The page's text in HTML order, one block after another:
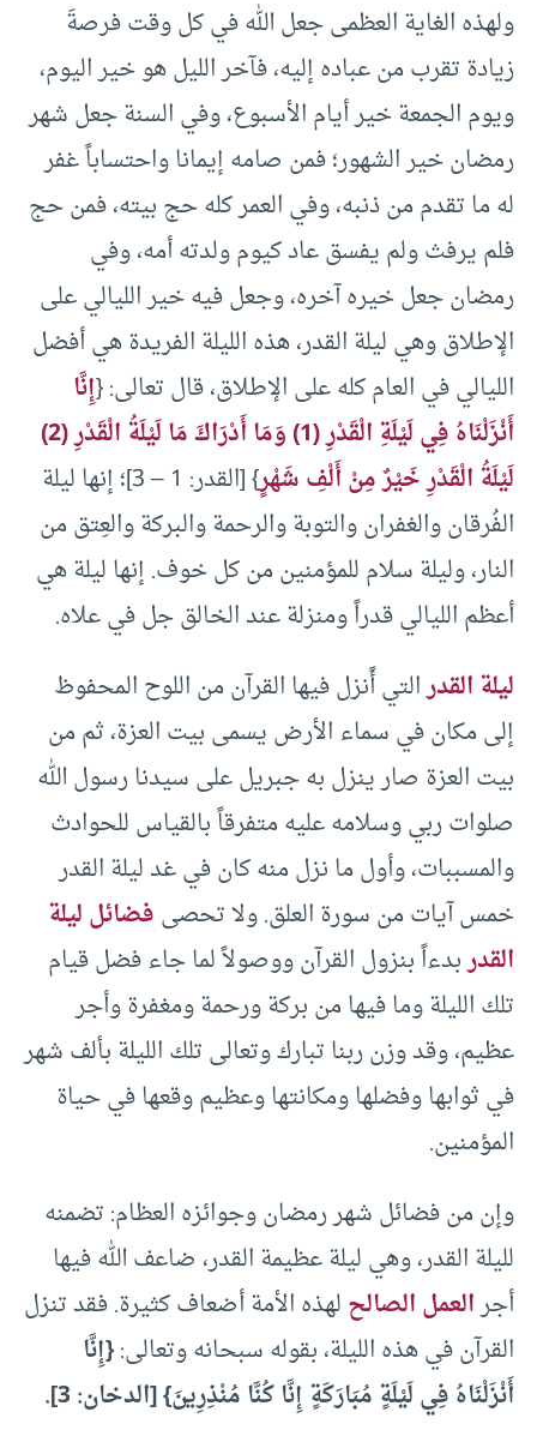
ولهذه الغاية العظمى جعل الله في كل وقت فرصةَ
زيادة تقرب من عباده إليه، فآخر الليل هو خير اليوم،
ويوم الجمعة خير أيام الأسبوع، وفي السنة جعل شهر
رمضان خير الشهور؛ فمن صامه إيمانا واحتساباً غفر
له ما تقدم من ذنبه، وفي العمر كله حج بيته، فمن حج
فلم يرفث ولم يفسق عاد كيوم ولدته أمه، وفي
رمضان جعل خيره آخره، وجعل فيه خير الليالي على
الإطلاق وهي ليلة القدر، هذه الليلة الفريدة هي أفضل
الليالي في العام كله على الإطلاق، قال تعالى: {إِنَّا
أَنْزَلْنَاهُ فِي لَيْلَةِ الْقَدْرِ (1) وَمَا أَدْرَاكَ مَا لَيْلَةُ الْقَدْرِ (2)
لَيْلَةُ الْقَدْرِ خَيْرٌ مِنْ أَلْفِ شَهْرٍ
} [القدر: 1 – 3]؛ إنها ليلة
الفُرقان والغفران والتوبة والرحمة والبركة والعِتق من
النار، وليلة سلام للمؤمنين من كل خوف. إنها ليلة هي
أعظم الليالي قدراً ومنزلة عند الخالق جل في علاه.
ليلة القدرالتي أًنزل فيها القرآن من اللوح المحفوظ
إلى مكان في سماء الأرض يسمى بيت العزة، ثم من
بيت العزة صار ينزل به جبريل على سيدنا رسول الله
صلوات ربي وسلامه عليه متفرقاً بالقياس للحوادث
والمسببات، وأول ما نزل منه كان في غد ليلة القدر
خمس آيات من سورة العلق. ولا تحصىفضائل ليلة
القدربدءاً بنزول القرآن ووصولاً لما جاء فضل قيام
تلك الليلة وما فيها من بركة ورحمة ومغفرة وأجر
عظيم، وقد وزن ربنا تبارك وتعالى تلك الليلة بألف شهر
في ثوابها وفضلها ومكانتها وعظيم وقعها في حياة
المؤمنين.
وإن من فضائل شهر رمضان وجوائزه العظام: تضمنه
لليلة القدر، وهي ليلة عظيمة القدر، ضاعف الله فيها
أجرالعمل الصالحلهذه الأمة أضعاف كثيرة. فقد تنزل
القرآن في هذه الليلة، بقوله سبحانه وتعالى:{إِنَّا
أَنْزَلْنَاهُ فِي لَيْلَةٍ مُبَارَكَةٍ إِنَّا كُنَّا مُنْذِرِينَ}[الدخان: 3].